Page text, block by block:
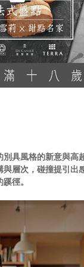
具風格的新意與
層次，碰撞提引
徑。